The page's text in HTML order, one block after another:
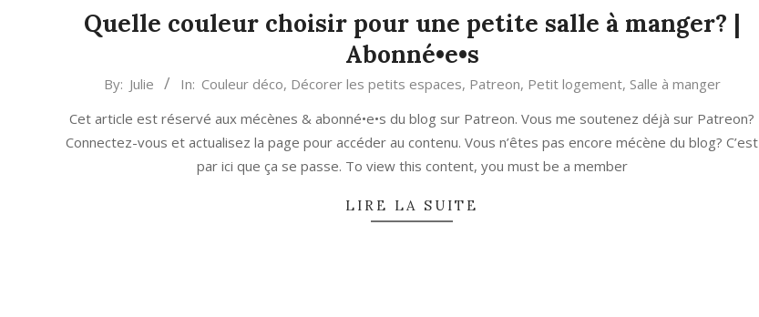
Quelle couleur choisir pour une petite salle à manger? |
Abonné•e•s
By: Julie In: Couleur déco, Décorer les petits espaces, Patreon, Petit logement, Salle à manger
Cet article est réservé aux mécènes & abonné•e•s du blog sur Patreon. Vous me soutenez déjà sur Patreon?
Connectez-vous et actualisez la page pour accéder au contenu. Vous n’êtes pas encore mécène du blog? C’est
par ici que ça se passe. To view this content, you must be a member
LIRE LA SUITE